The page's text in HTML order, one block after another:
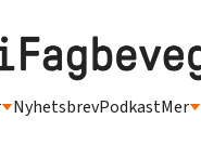
NyhetsbrevPodkastMer